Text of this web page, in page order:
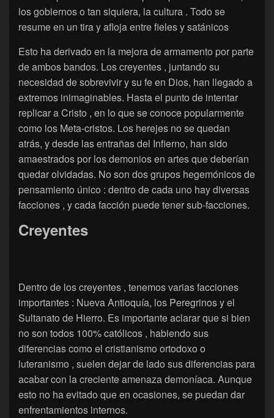
los gobiernos o tan siquiera, la cultura . Todo se
resume en un tira y afloja entre fieles y satánicos
Esto ha derivado en la mejora de armamento por parte
de ambos bandos. Los creyentes , juntando su
necesidad de sobrevivir y su fe en Dios, han llegado a
extremos inimaginables. Hasta el punto de intentar
replicar a Cristo , en lo que se conoce popularmente
como los Meta-cristos. Los herejes no se quedan
atrás, y desde las entrañas del Infierno, han sido
amaestrados por los demonios en artes que deberían
quedar olvidadas. No son dos grupos hegemónicos de
pensamiento único : dentro de cada uno hay diversas
facciones , y cada facción puede tener sub-facciones.
Creyentes
Dentro de los creyentes , tenemos varias facciones
importantes : Nueva Antioquía, los Peregrinos y el
Sultanato de Hierro. Es importante aclarar que si bien
no son todos 100% católicos , habiendo sus
diferencias como el cristianismo ortodoxo o
luteranismo , suelen dejar de lado sus diferencias para
acabar con la creciente amenaza demoníaca. Aunque
esto no ha evitado que en ocasiones, se puedan dar
enfrentamientos internos.